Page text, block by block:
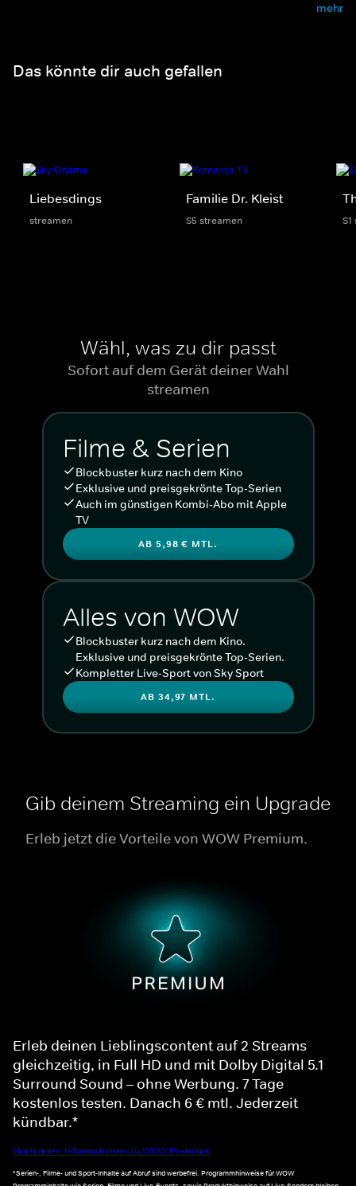
mehr
Das könnte dir auch gefallen
Liebesdings
streamen
Familie Dr. Kleist
S5 streamen
Wähl, was zu dir passt
Sofort auf dem Gerät deiner Wahl
streamen
Filme & Serien
Blockbuster kurz nach dem Kino
Exklusive und preisgekrönte Top-Serien
Auch im günstigen Kombi-Abo mit Apple
TV
AB 5,98 € MTL.
Alles von WOW
Blockbuster kurz nach dem Kino.
Exklusive und preisgekrönte Top-Serien.
Kompletter Live-Sport von Sky Sport
AB 34,97 MTL.
Gib deinem Streaming ein Upgrade
Erleb jetzt die Vorteile von WOW Premium.
Erleb deinen Lieblingscontent auf 2 Streams
gleichzeitig, in Full HD und mit Dolby Digital 5.1
Surround Sound – ohne Werbung. 7 Tage
kostenlos testen. Danach 6 € mtl. Jederzeit
kündbar.*
Noch mehr Informationen zu WOW Premium
*Serien-, Filme- und Sport-Inhalte auf Abruf sind werbefrei. Programmhinweise für WOW